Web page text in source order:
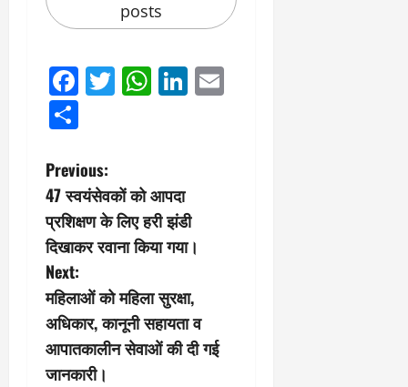
posts
Facebook
Twitter
WhatsApp
LinkedIn
P
o
s
t
n
a
Previous:
47 स्वयंसेवकों को आपदा
प्रशिक्षण के लिए हरी झंडी
दिखाकर रवाना किया गया।
Next:
महिलाओं को महिला सुरक्षा,
अधिकार, कानूनी सहायता व
आपातकालीन सेवाओं की दी गई
जानकारी।